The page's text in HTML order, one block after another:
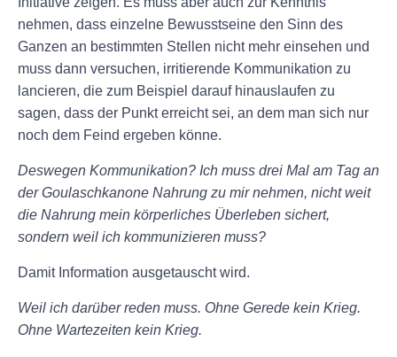
nehmen, dass einzelne Bewusstseine den Sinn des
Ganzen an bestimmten Stellen nicht mehr einsehen und
muss dann versuchen, irritierende Kommunikation zu
lancieren, die zum Beispiel darauf hinauslaufen zu
sagen, dass der Punkt erreicht sei, an dem man sich nur
noch dem Feind ergeben könne.
Deswegen Kommunikation? Ich muss drei Mal am Tag an
der Goulaschkanone Nahrung zu mir nehmen, nicht weit
die Nahrung mein körperliches Überleben sichert,
sondern weil ich kommunizieren muss?
Damit Information ausgetauscht wird.
Weil ich darüber reden muss. Ohne Gerede kein Krieg.
Ohne Wartezeiten kein Krieg.